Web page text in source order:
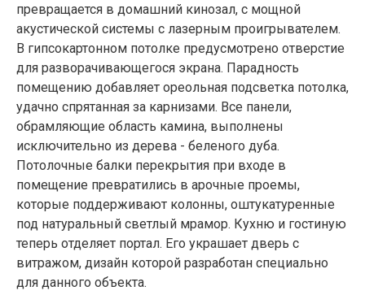
превращается в домашний кинозал, с мощной
акустической системы с лазерным проигрывателем.
В гипсокартонном потолке предусмотрено отверстие
для разворачивающегося экрана. Парадность
помещению добавляет ореольная подсветка потолка,
удачно спрятанная за карнизами. Все панели,
обрамляющие область камина, выполнены
исключительно из дерева - беленого дуба.
Потолочные балки перекрытия при входе в
помещение превратились в арочные проемы,
которые поддерживают колонны, оштукатуренные
под натуральный светлый мрамор. Кухню и гостиную
теперь отделяет портал. Его украшает дверь с
витражом, дизайн которой разработан специально
для данного объекта.